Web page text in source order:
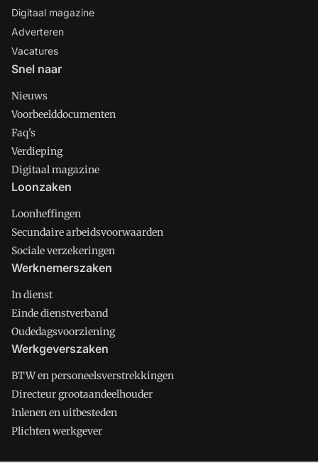
Digitaal magazine
Adverteren
Vacatures
Snel naar
Nieuws
Voorbeelddocumenten
Faq's
Verdieping
Digitaal magazine
Loonzaken
Loonheffingen
Secundaire arbeidsvoorwaarden
Sociale verzekeringen
Werknemerszaken
In dienst
Einde dienstverband
Oudedagsvoorziening
Werkgeverszaken
BTW en personeelsverstrekkingen
Directeur grootaandeelhouder
Inlenen en uitbesteden
Plichten werkgever